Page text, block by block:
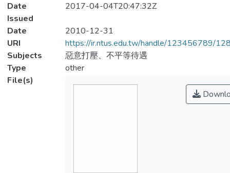
Date
Issued
2017-04-04T20:47:32Z
Date
2010-12-31
URI
https://ir.ntus.edu.tw/handle/123456789/
Subjects
惡意打壓、不平等待遇
Type
other
File(s)